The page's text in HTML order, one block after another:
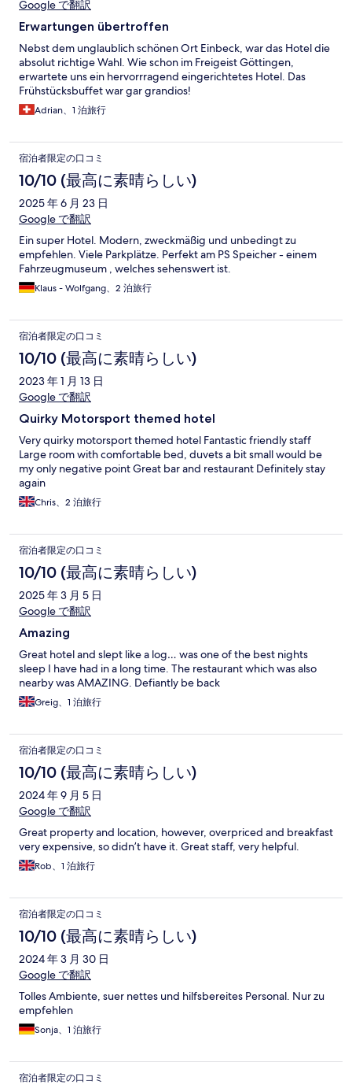
Google で翻訳
Erwartungen übertroffen
Nebst dem unglaublich schönen Ort Einbeck, war das Hotel die
absolut richtige Wahl. Wie schon im Freigeist Göttingen,
erwartete uns ein hervorrragend eingerichtetes Hotel. Das
Frühstücksbuffet war gar grandios!
Adrian、1 泊旅行
宿泊者限定の口コミ
10/10 (最高に素晴らしい)
2025 年 6 月 23 日
Google で翻訳
Ein super Hotel. Modern, zweckmäßig und unbedingt zu
empfehlen. Viele Parkplätze. Perfekt am PS Speicher - einem
Fahrzeugmuseum , welches sehenswert ist.
Klaus - Wolfgang、2 泊旅行
宿泊者限定の口コミ
10/10 (最高に素晴らしい)
2023 年 1 月 13 日
Google で翻訳
Quirky Motorsport themed hotel
Very quirky motorsport themed hotel Fantastic friendly staff
Large room with comfortable bed, duvets a bit small would be
my only negative point Great bar and restaurant Definitely stay
again
Chris、2 泊旅行
宿泊者限定の口コミ
10/10 (最高に素晴らしい)
2025 年 3 月 5 日
Google で翻訳
Amazing
Great hotel and slept like a log… was one of the best nights
sleep I have had in a long time. The restaurant which was also
nearby was AMAZING. Defiantly be back
Greig、1 泊旅行
宿泊者限定の口コミ
10/10 (最高に素晴らしい)
2024 年 9 月 5 日
Google で翻訳
Great property and location, however, overpriced and breakfast
very expensive, so didn’t have it. Great staff, very helpful.
Rob、1 泊旅行
宿泊者限定の口コミ
10/10 (最高に素晴らしい)
2024 年 3 月 30 日
Google で翻訳
Tolles Ambiente, suer nettes und hilfsbereites Personal. Nur zu
empfehlen
Sonja、1 泊旅行
宿泊者限定の口コミ